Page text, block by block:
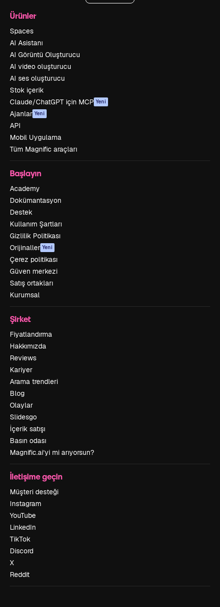
Ürünler
Spaces
AI Asistanı
AI Görüntü Oluşturucu
AI video oluşturucu
AI ses oluşturucu
Stok içerik
Claude/ChatGPT için MCP Yeni
Ajanlar Yeni
API
Mobil Uygulama
Tüm Magnific araçları
Başlayın
Academy
Dokümantasyon
Destek
Kullanım Şartları
Gizlilik Politikası
Orijinaller Yeni
Çerez politikası
Güven merkezi
Satış ortakları
Kurumsal
Şirket
Fiyatlandırma
Hakkımızda
Reviews
Kariyer
Arama trendleri
Blog
Olaylar
Slidesgo
İçerik satışı
Basın odası
Magnific.ai’yi mi arıyorsun?
İletişime geçin
Müşteri desteği
Instagram
YouTube
LinkedIn
TikTok
Discord
X
Reddit